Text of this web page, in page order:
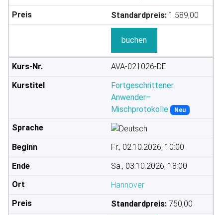
Standardpreis: 1.589,00
buchen
AVA-021026-DE
Fortgeschrittener
Anwender–
Mischprotokolle
Neu
Fr., 02.10.2026, 10:00
Sa., 03.10.2026, 18:00
Hannover
Standardpreis: 750,00